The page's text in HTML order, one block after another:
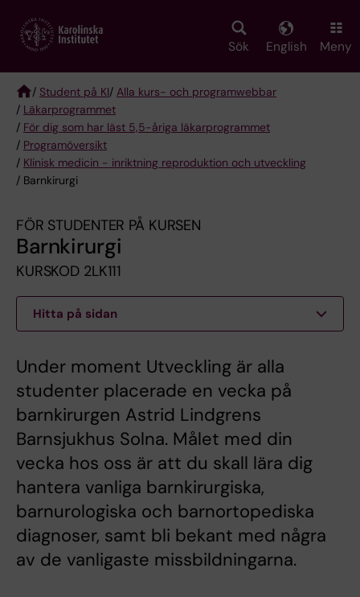
main
Sök English Meny
Breadcrumb
/ Student på KI/ Alla kurs- och programwebbar
/ Läkarprogrammet
/ För dig som har läst 5,5-åriga läkarprogrammet
/ Programöversikt
/ Klinisk medicin - inriktning reproduktion och utveckling
/ Barnkirurgi
FÖR STUDENTER PÅ KURSEN
Barnkirurgi
KURSKOD 2LK111
Hitta på sidan
Under moment Utveckling är alla
studenter placerade en vecka på
barnkirurgen Astrid Lindgrens
Barnsjukhus Solna. Målet med din
vecka hos oss är att du skall lära dig
hantera vanliga barnkirurgiska,
barnurologiska och barnortopediska
diagnoser, samt bli bekant med några
av de vanligaste missbildningarna.